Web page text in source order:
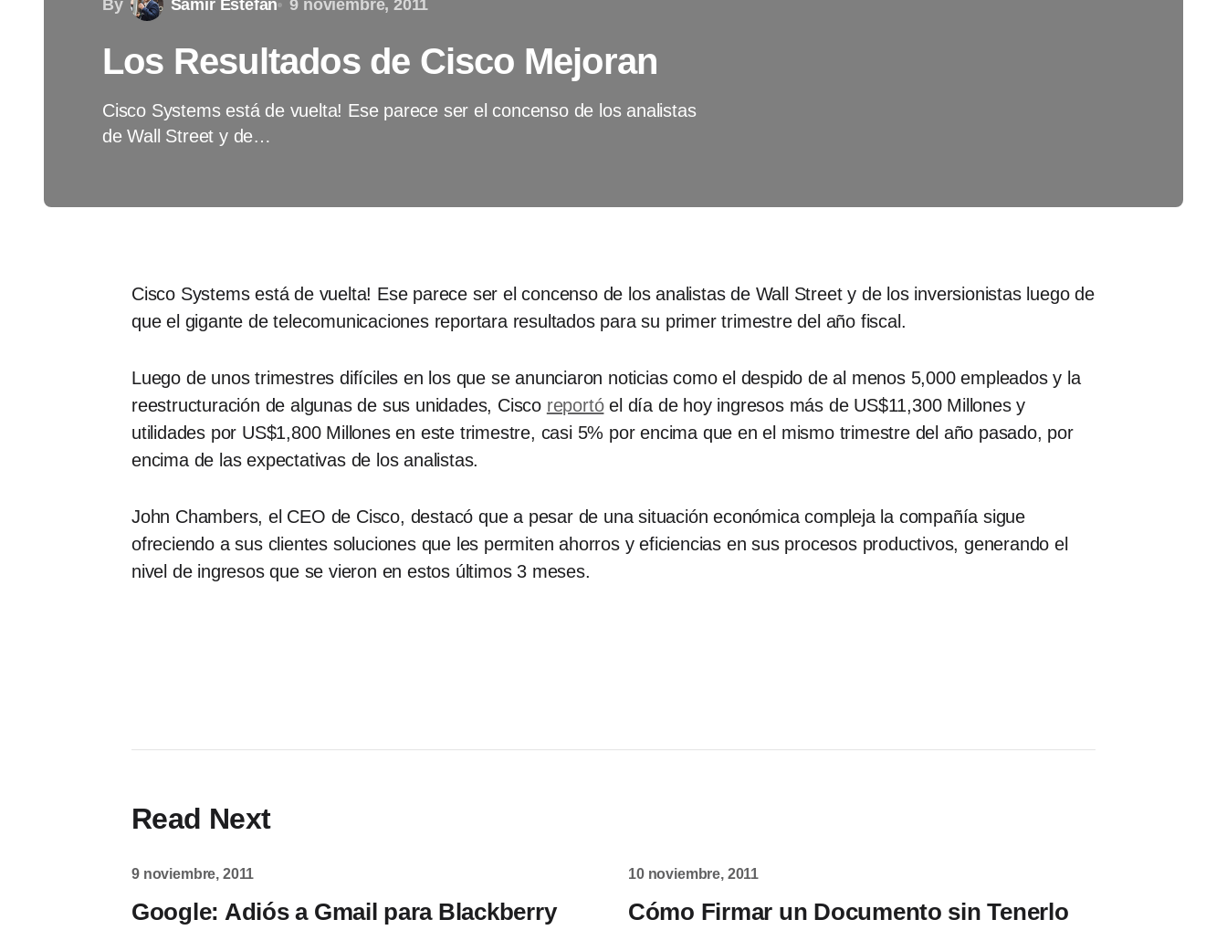
By Samir Estefan 9 noviembre, 2011
Los Resultados de Cisco Mejoran
Cisco Systems está de vuelta! Ese parece ser el concenso de los analistas
de Wall Street y de…
Cisco Systems está de vuelta! Ese parece ser el concenso de los analistas de Wall Street y de los inversionistas luego de
que el gigante de telecomunicaciones reportara resultados para su primer trimestre del año fiscal.
Luego de unos trimestres difíciles en los que se anunciaron noticias como el despido de al menos 5,000 empleados y la
reestructuración de algunas de sus unidades, Cisco reportóel día de hoy ingresos más de US$11,300 Millones y
utilidades por US$1,800 Millones en este trimestre, casi 5% por encima que en el mismo trimestre del año pasado, por
encima de las expectativas de los analistas.
John Chambers, el CEO de Cisco, destacó que a pesar de una situación económica compleja la compañía sigue
ofreciendo a sus clientes soluciones que les permiten ahorros y eficiencias en sus procesos productivos, generando el
nivel de ingresos que se vieron en estos últimos 3 meses.
Read Next
9 noviembre, 2011
Google: Adiós a Gmail para Blackberry
10 noviembre, 2011
Cómo Firmar un Documento sin Tenerlo